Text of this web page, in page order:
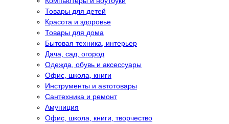
Товары для детей
Красота и здоровье
Товары для дома
Бытовая техника, интерьер
Дача, сад, огород
Одежда, обувь и аксессуары
Офис, школа, книги
Инструменты и автотовары
Сантехника и ремонт
Амуниция
Офис, школа, книги, творчество